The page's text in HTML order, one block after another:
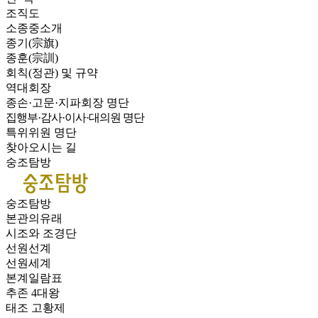
조직도
소종중소개
종기(宗旗)
종훈(宗訓)
회칙(정관) 및 규약
역대회장
종손·고문·지파회장 명단
집행부·감사·이사·대의원 명단
특위위원 명단
찾아오시는 길
숭조탐방
숭조탐방
본관의유래
시조와 조경단
선원선계
선원세계
본계일람표
추존 4대왕
태조 고황제